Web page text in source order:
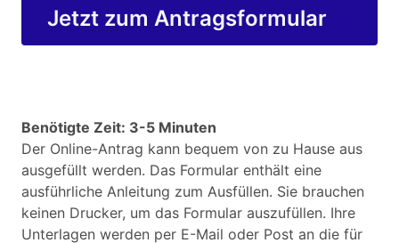
Jetzt zum Antragsformular
Benötigte Zeit: 3-5 Minuten
Der Online-Antrag kann bequem von zu Hause aus
ausgefüllt werden. Das Formular enthält eine
ausführliche Anleitung zum Ausfüllen. Sie brauchen
keinen Drucker, um das Formular auszufüllen. Ihre
Unterlagen werden per E-Mail oder Post an die für